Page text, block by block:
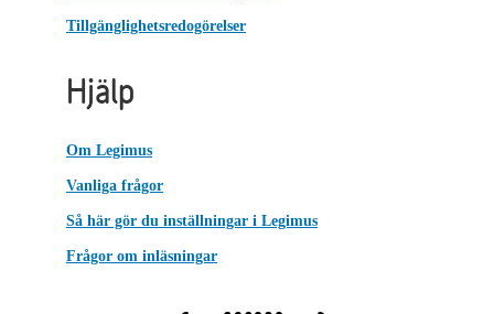
Tillgänglighetsredogörelser
Hjälp
Om Legimus
Vanliga frågor
Så här gör du inställningar i Legimus
Frågor om inläsningar